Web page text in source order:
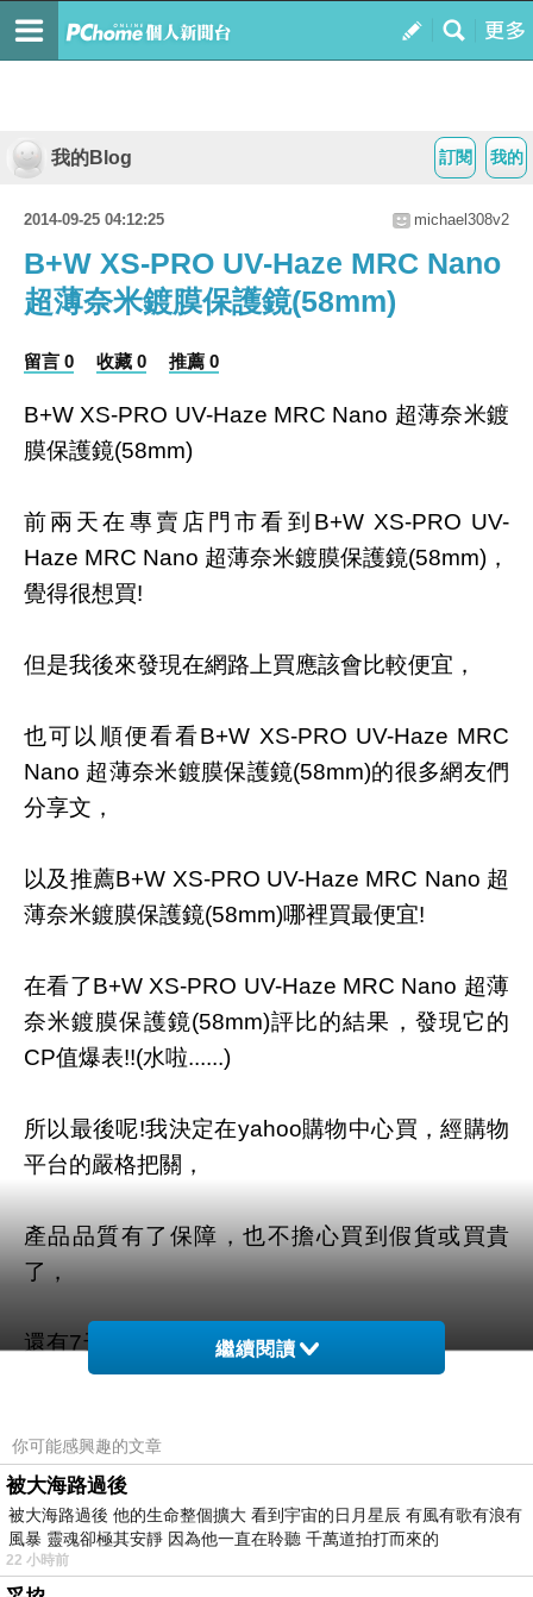
我的
訂閱
我的Blog
2014-09-25 04:12:25 michael308v2
B+W XS-PRO UV-Haze MRC Nano
超薄奈米鍍膜保護鏡(58mm)
留言 0 收藏 0 推薦 0
B+W XS-PRO UV-Haze MRC Nano 超薄奈米鍍
膜保護鏡(58mm)
前兩天在專賣店門市看到B+W XS-PRO UV-
Haze MRC Nano 超薄奈米鍍膜保護鏡(58mm)，
覺得很想買!
但是我後來發現在網路上買應該會比較便宜，
也可以順便看看B+W XS-PRO UV-Haze MRC
Nano 超薄奈米鍍膜保護鏡(58mm)的很多網友們
分享文，
以及推薦B+W XS-PRO UV-Haze MRC Nano 超
薄奈米鍍膜保護鏡(58mm)哪裡買最便宜!
在看了B+W XS-PRO UV-Haze MRC Nano 超薄
奈米鍍膜保護鏡(58mm)評比的結果，發現它的
CP值爆表!!(水啦......)
所以最後呢!我決定在yahoo購物中心買，經購物
平台的嚴格把關，
產品品質有了保障，也不擔心買到假貨或買貴
了，
還有7天滿意保證退換貨服務!
商品網址
https://tw.partner.buy.yahoo.com:443/gd/buy?
mcode=MV92TVFFTzVWMmdNZWZLK1l4cGd
繼續閱讀
你可能感興趣的文章
被大海路過後
被大海路過後 他的生命整個擴大 看到宇宙的日月星辰 有風有歌有浪有
風暴 靈魂卻極其安靜 因為他一直在聆聽 千萬道拍打而來的
22 小時前